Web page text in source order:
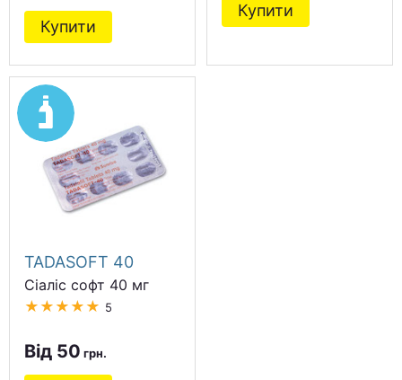
Купити
Купити
TADASOFT 40
Сіаліс софт 40 мг
★★★★★ 5
Від 50